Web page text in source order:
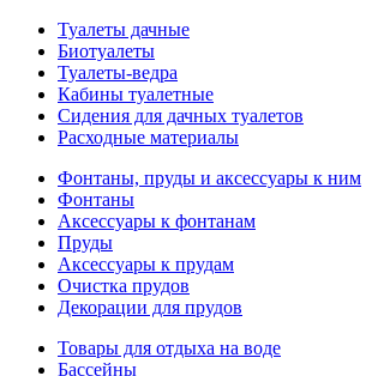
Туалеты дачные
Биотуалеты
Туалеты-ведра
Кабины туалетные
Сидения для дачных туалетов
Расходные материалы
Фонтаны, пруды и аксессуары к ним
Фонтаны
Аксессуары к фонтанам
Пруды
Аксессуары к прудам
Очистка прудов
Декорации для прудов
Товары для отдыха на воде
Бассейны